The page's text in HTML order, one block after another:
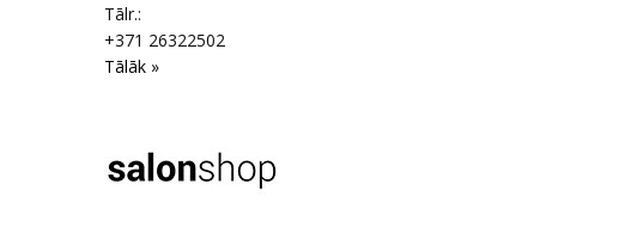
Tālr.:
+371 26322502
Tālāk »